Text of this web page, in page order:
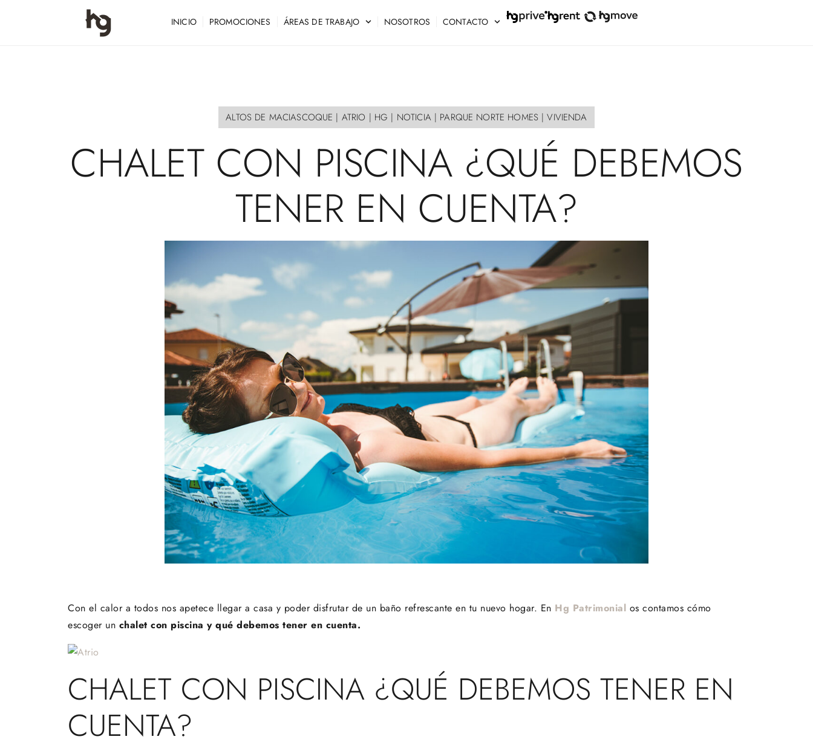
INICIO PROMOCIONES ÁREAS DE TRABAJO NOSOTROS CONTACTO
ALTOS DE MACIASCOQUE | ATRIO | HG | NOTICIA| PARQUE NORTE HOMES|VIVIENDA
CHALET CON PISCINA ¿QUÉ DEBEMOS
TENER EN CUENTA?
Con el calor a todos nos apetece llegar a casa y poder disfrutar de un baño refrescante en tu nuevo hogar. En Hg Patrimonial os contamos cómo
escoger un chalet con piscina y qué debemos tener en cuenta.
CHALET CON PISCINA ¿QUÉ DEBEMOS TENER EN
CUENTA?